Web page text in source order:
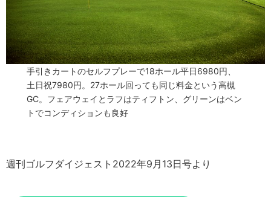
手引きカートのセルフプレーで18ホール平日6980円、
土日祝7980円。27ホール回っても同じ料金という高槻
GC。フェアウェイとラフはティフトン、グリーンはベン
トでコンディションも良好
週刊ゴルフダイジェスト2022年9月13日号より